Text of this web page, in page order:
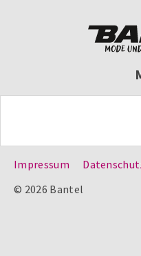
Impressum
© 2026 Bantel